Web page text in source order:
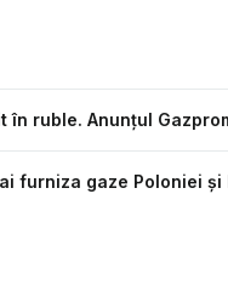
în ruble. Anunțul
furniza gaze Poloniei şi